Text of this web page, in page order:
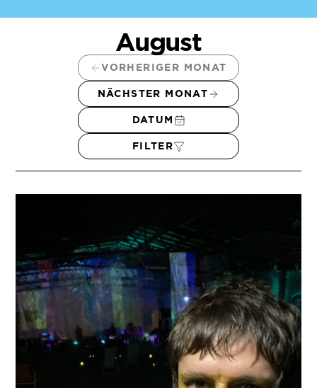
August
VORHERIGER MONAT
NÄCHSTER MONAT
DATUM
FILTER